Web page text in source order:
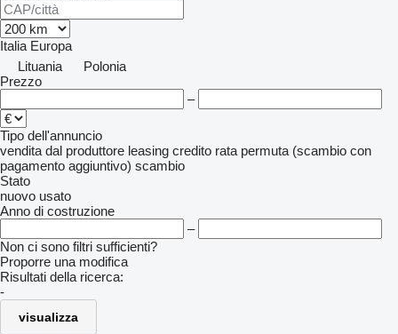
Italia Europa
Lituania
Polonia
Prezzo
–
Tipo dell'annuncio
vendita dal produttore leasing credito rata permuta (scambio con
pagamento aggiuntivo) scambio
Stato
nuovo usato
Anno di costruzione
–
Non ci sono filtri sufficienti?
Proporre una modifica
Risultati della ricerca:
-
visualizza